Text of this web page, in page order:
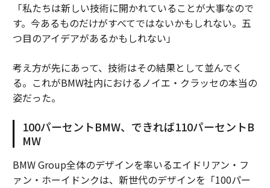
「私たちは新しい技術に開かれていることが大事なので
す。今あるものだけがすべてではないかもしれない。五
つ目のアイデアがあるかもしれない」
考え方が先にあって、技術はその結果として並んでく
る。これがBMW社内におけるノイエ・クラッセの本当の
姿だった。
100パーセントBMW、できれば110パーセントB
MW
BMW Group全体のデザインを率いるエイドリアン・フ
ァン・ホーイドンクは、新世代のデザインを「100パー